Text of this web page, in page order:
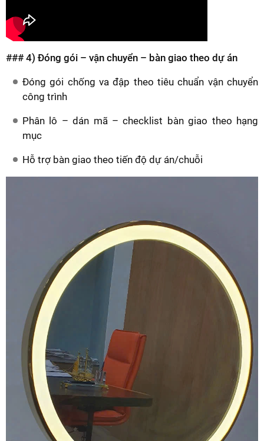
### 4) Đóng gói – vận chuyển – bàn giao theo dự án
Đóng gói chống va đập theo tiêu chuẩn vận chuyển
công trình
Phân lô – dán mã – checklist bàn giao theo hạng
mục
Hỗ trợ bàn giao theo tiến độ dự án/chuỗi